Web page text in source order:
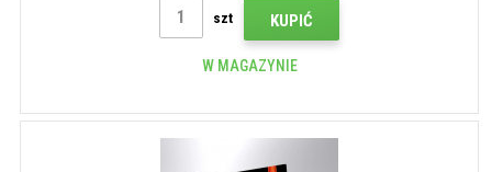
szt KUPIĆ
W MAGAZYNIE